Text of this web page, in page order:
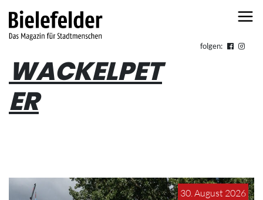
folgen:
WACKELPET
ER
30. August 2026